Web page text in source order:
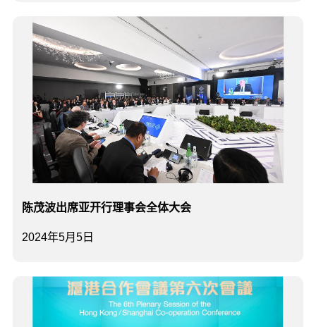
2024年5月5日
陈茂波出席亚开行理事会全体大会